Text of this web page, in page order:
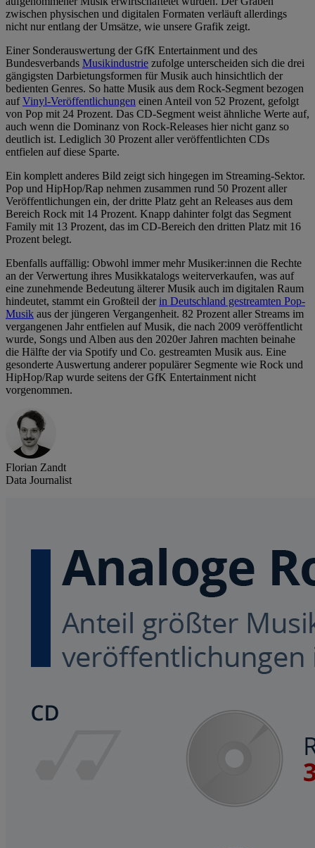
zwischen physischen und digitalen Formaten verläuft allerdings
nicht nur entlang der Umsätze, wie unsere Grafik zeigt.
Einer Sonderauswertung der GfK Entertainment und des
Bundesverbands Musikindustrie zufolge unterscheiden sich die drei
gängigsten Darbietungsformen für Musik auch hinsichtlich der
bedienten Genres. So hatte Musik aus dem Rock-Segment bezogen
aufVinyl-Veröffentlichungen einen Anteil von 52 Prozent, gefolgt
von Pop mit 24 Prozent. Das CD-Segment weist ähnliche Werte auf,
auch wenn die Dominanz von Rock-Releases hier nicht ganz so
deutlich ist. Lediglich 30 Prozent aller veröffentlichten CDs
entfielen auf diese Sparte.
Ein komplett anderes Bild zeigt sich hingegen im Streaming-Sektor.
Pop und HipHop/Rap nehmen zusammen rund 50 Prozent aller
Veröffentlichungen ein, der dritte Platz geht an Releases aus dem
Bereich Rock mit 14 Prozent. Knapp dahinter folgt das Segment
Family mit 13 Prozent, das im CD-Bereich den dritten Platz mit 16
Prozent belegt.
Ebenfalls auffällig: Obwohl immer mehr Musiker:innen die Rechte
an der Verwertung ihres Musikkatalogs weiterverkaufen, was auf
eine zunehmende Bedeutung älterer Musik auch im digitalen Raum
hindeutet, stammt ein Großteil derin Deutschland gestreamten Pop-
Musik aus der jüngeren Vergangenheit. 82 Prozent aller Streams im
vergangenen Jahr entfielen auf Musik, die nach 2009 veröffentlicht
wurde, Songs und Alben aus den 2020er Jahren machten beinahe
die Hälfte der via Spotify und Co. gestreamten Musik aus. Eine
gesonderte Auswertung anderer populärer Segmente wie Rock und
HipHop/Rap wurde seitens der GfK Entertainment nicht
vorgenommen.
Florian Zandt
Data Journalist